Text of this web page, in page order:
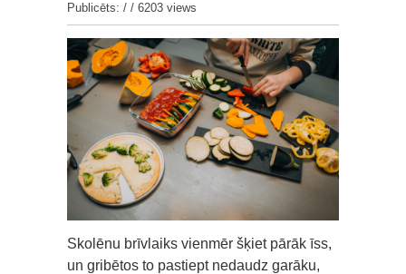
Publicēts: / / 6203 views
Skolēnu brīvlaiks vienmēr šķiet pārāk īss,
un gribētos to pastiept nedaudz garāku,